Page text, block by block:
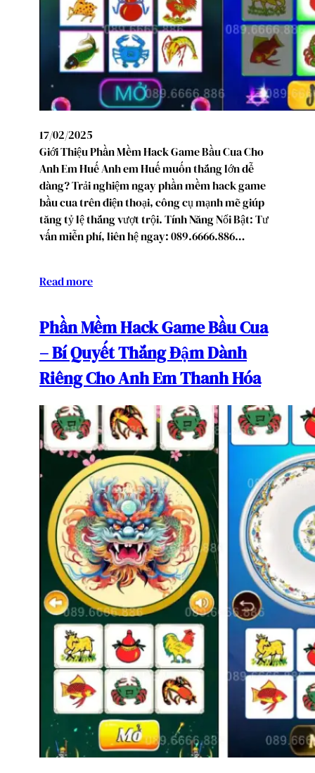
17/02/2025
Giới Thiệu Phần Mềm Hack Game Bầu Cua Cho
Anh Em Huế Anh em Huế muốn thắng lớn dễ
dàng? Trải nghiệm ngay phần mềm hack game
bầu cua trên điện thoại, công cụ mạnh mẽ giúp
tăng tỷ lệ thắng vượt trội. Tính Năng Nổi Bật: Tư
vấn miễn phí, liên hệ ngay: 089.6666.886…
Read more
Phần Mềm Hack Game Bầu Cua
– Bí Quyết Thắng Đậm Dành
Riêng Cho Anh Em Thanh Hóa